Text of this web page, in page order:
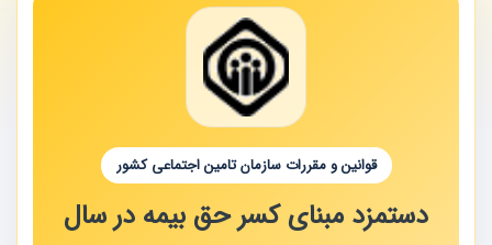
قوانین و مقررات سازمان تامین اجتماعی کشور
دستمزد مبنای کسر حق بیمه در سال